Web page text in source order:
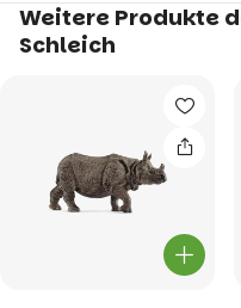
Weitere Produkte
Schleich